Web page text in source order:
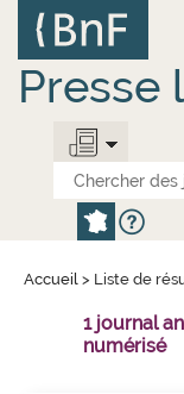
contenu
principal
Presse
Accueil > Liste de
1 journal
numérisé
Panneau de gestion des